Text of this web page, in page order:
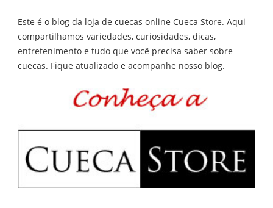
Este é o blog da loja de cuecas online Cueca Store. Aqui
compartilhamos variedades, curiosidades, dicas,
entretenimento e tudo que você precisa saber sobre
cuecas. Fique atualizado e acompanhe nosso blog.